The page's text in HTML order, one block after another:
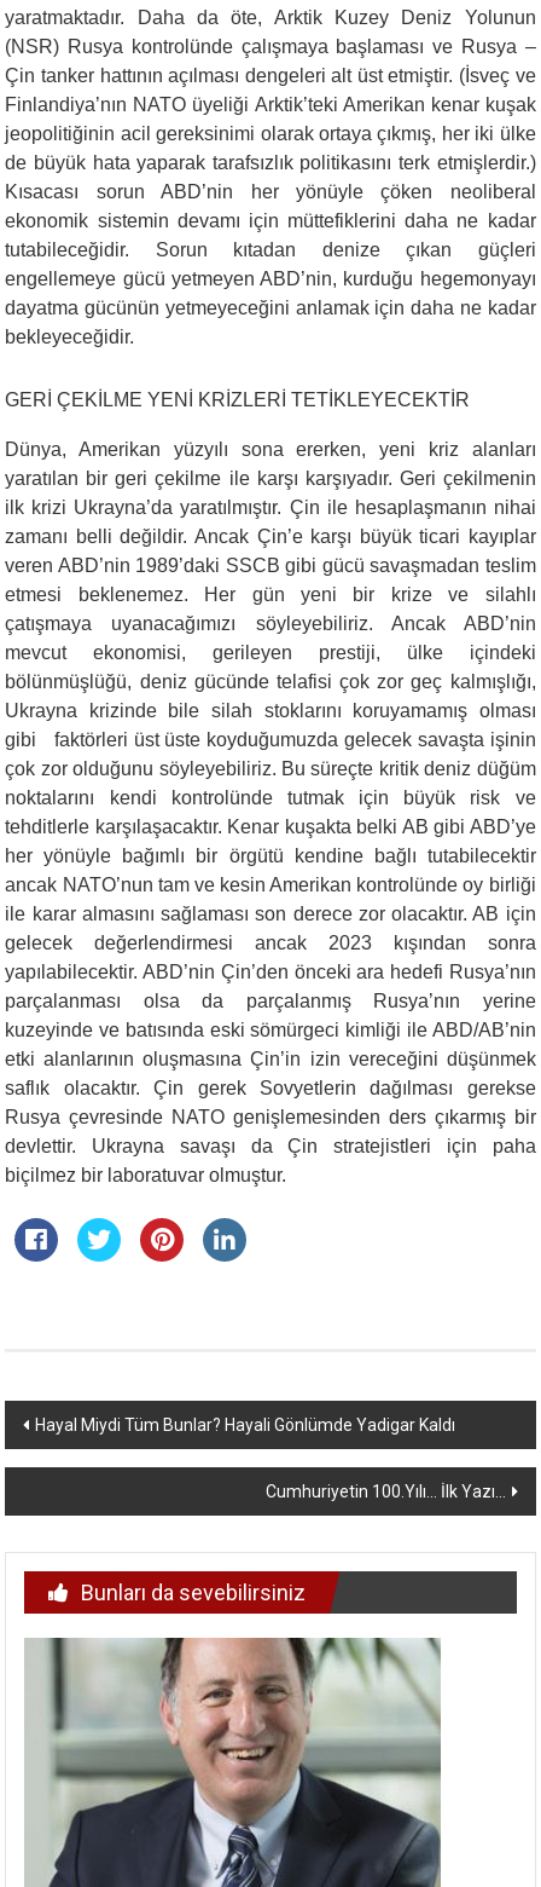
yaratmaktadır. Daha da öte, Arktik Kuzey Deniz Yolunun
(NSR) Rusya kontrolünde çalışmaya başlaması ve Rusya –
Çin tanker hattının açılması dengeleri alt üst etmiştir. (İsveç ve
Finlandiya’nın NATO üyeliği Arktik’teki Amerikan kenar kuşak
jeopolitiğinin acil gereksinimi olarak ortaya çıkmış, her iki ülke
de büyük hata yaparak tarafsızlık politikasını terk etmişlerdir.)
Kısacası sorun ABD’nin her yönüyle çöken neoliberal
ekonomik sistemin devamı için müttefiklerini daha ne kadar
tutabileceğidir. Sorun kıtadan denize çıkan güçleri
engellemeye gücü yetmeyen ABD’nin, kurduğu hegemonyayı
dayatma gücünün yetmeyeceğini anlamak için daha ne kadar
bekleyeceğidir.
GERİ ÇEKİLME YENİ KRİZLERİ TETİKLEYECEKTİR
Dünya, Amerikan yüzyılı sona ererken, yeni kriz alanları
yaratılan bir geri çekilme ile karşı karşıyadır. Geri çekilmenin
ilk krizi Ukrayna’da yaratılmıştır. Çin ile hesaplaşmanın nihai
zamanı belli değildir. Ancak Çin’e karşı büyük ticari kayıplar
veren ABD’nin 1989’daki SSCB gibi gücü savaşmadan teslim
etmesi beklenemez. Her gün yeni bir krize ve silahlı
çatışmaya uyanacağımızı söyleyebiliriz. Ancak ABD’nin
mevcut ekonomisi, gerileyen prestiji, ülke içindeki
bölünmüşlüğü, deniz gücünde telafisi çok zor geç kalmışlığı,
Ukrayna krizinde bile silah stoklarını koruyamamış olması
gibi faktörleri üst üste koyduğumuzda gelecek savaşta işinin
çok zor olduğunu söyleyebiliriz. Bu süreçte kritik deniz düğüm
noktalarını kendi kontrolünde tutmak için büyük risk ve
tehditlerle karşılaşacaktır. Kenar kuşakta belki AB gibi ABD’ye
her yönüyle bağımlı bir örgütü kendine bağlı tutabilecektir
ancak NATO’nun tam ve kesin Amerikan kontrolünde oy birliği
ile karar almasını sağlaması son derece zor olacaktır. AB için
gelecek değerlendirmesi ancak 2023 kışından sonra
yapılabilecektir. ABD’nin Çin’den önceki ara hedefi Rusya’nın
parçalanması olsa da parçalanmış Rusya’nın yerine
kuzeyinde ve batısında eski sömürgeci kimliği ile ABD/AB’nin
etki alanlarının oluşmasına Çin’in izin vereceğini düşünmek
saflık olacaktır. Çin gerek Sovyetlerin dağılması gerekse
Rusya çevresinde NATO genişlemesinden ders çıkarmış bir
devlettir. Ukrayna savaşı da Çin stratejistleri için paha
biçilmez bir laboratuvar olmuştur.
Yazı
dolaşımı
Hayal Miydi Tüm Bunlar? Hayali Gönlümde Yadigar Kaldı
Cumhuriyetin 100.Yılı… İlk Yazı…
Bunları da sevebilirsiniz